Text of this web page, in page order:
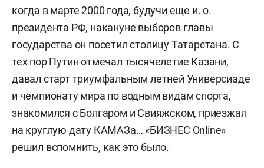
когда в марте 2000 года, будучи еще и. о.
президента РФ, накануне выборов главы
государства он посетил столицу Татарстана. С
тех пор Путин отмечал тысячелетие Казани,
давал старт триумфальным летней Универсиаде
и чемпионату мира по водным видам спорта,
знакомился с Болгаром и Свияжском, приезжал
на круглую дату КАМАЗа… «БИЗНЕС Online»
решил вспомнить, как это было.